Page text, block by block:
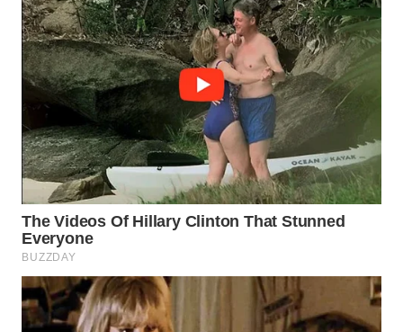
WN
LIKUPANG
WN
LABUANBAJO
WN
BORNEO
Wahana
Media
Group
WAHANA
NEWS